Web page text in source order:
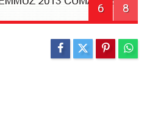
6 8